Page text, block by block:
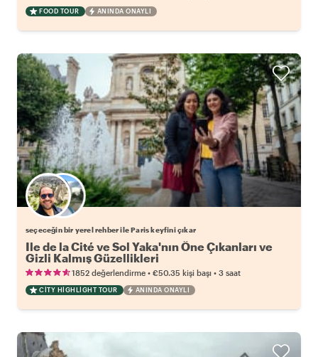
FOOD TOUR ANINDA ONAYLI
Favori yerel rehberini seç
seçeceğin bir yerel rehber ile Paris keyfini çıkar
Ile de la Cité ve Sol Yaka'nın Öne Çıkanları ve
Gizli Kalmış Güzellikleri
1852 değerlendirme • €50.35 kişi başı • 3 saat
CITY HIGHLIGHT TOUR ANINDA ONAYLI